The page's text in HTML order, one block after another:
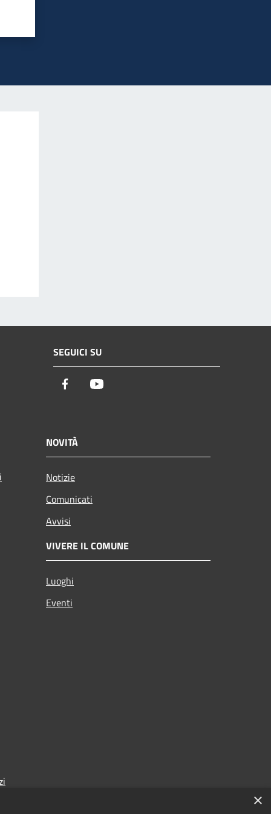
SEGUICI SU
Facebook
NOVITÀ
Notizie
Comunicati
Avvisi
VIVERE IL COMUNE
Luoghi
Eventi
×